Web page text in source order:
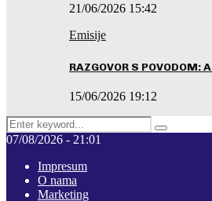
21/06/2026 15:42
Emisije
RAZGOVOR S
15/06/2026 19:12
Search
for:
Pretraga
07/08/2026 - 21:01
Impresum
O nama
Marketing